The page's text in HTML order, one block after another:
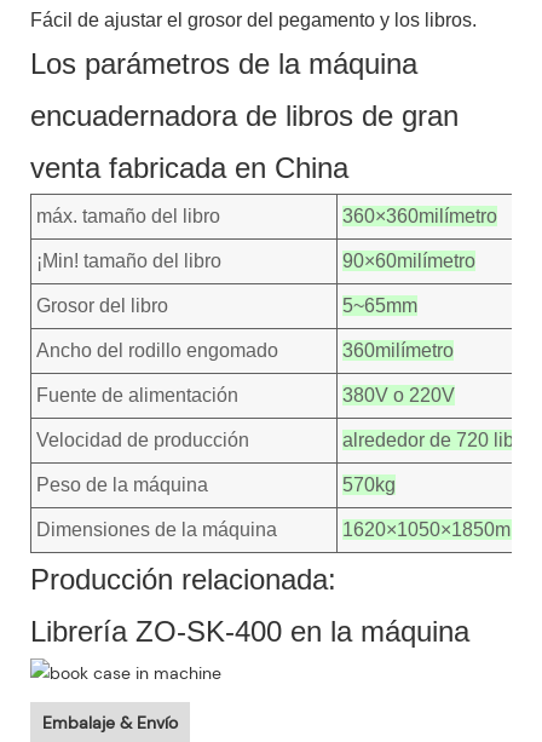
Fácil de ajustar el grosor del pegamento y los libros.
Los parámetros de la máquina
encuadernadora de libros de gran
venta fabricada en China
máx. tamaño del libro 360×360milímetro
¡Min! tamaño del libro 90×60milímetro
Grosor del libro 5~65mm
Ancho del rodillo engomado 360milímetro
Fuente de alimentación 380V o 220V
Velocidad de producción alrededor de 720
Peso de la máquina 570kg
Dimensiones de la máquina
Producción relacionada:
Librería ZO-SK-400 en la máquina
Embalaje & Envío